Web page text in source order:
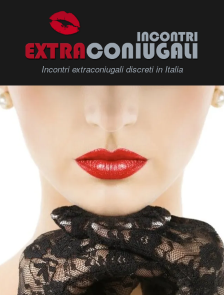
Incontri extraconiugali discreti in Italia